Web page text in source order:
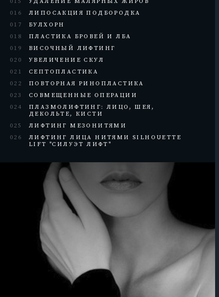
016
ЛИПОСАКЦИЯ ПОДБОРОДКА
017
БУЛХОРН
018
ПЛАСТИКА БРОВЕЙ И ЛБА
019
ВИСОЧНЫЙ ЛИФТИНГ
020
УВЕЛИЧЕНИЕ СКУЛ
021
СЕПТОПЛАСТИКА
022
ПОВТОРНАЯ РИНОПЛАСТИКА
023
СОВМЕЩЕННЫЕ ОПЕРАЦИИ
024
ПЛАЗМОЛИФТИНГ: ЛИЦО, ШЕЯ,
ДЕКОЛЬТЕ, КИСТИ
025
ЛИФТИНГ МЕЗОНИТЯМИ
026
ЛИФТИНГ ЛИЦА НИТЯМИ SILHOUETTE
LIFT "СИЛУЭТ ЛИФТ"